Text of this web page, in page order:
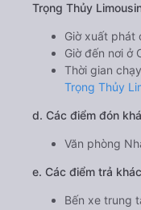
Trọng Thủy
Giờ xuất phát
Giờ đến nơi ở
Thời gian
Trọng Thủy
d. Các điểm đón
Văn phòng
e. Các điểm trả
Bến xe trung